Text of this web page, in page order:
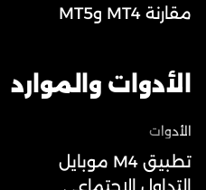
مقارنة MT4 وMT5
الأدوات والموارد
الأدوات
تطبيق M4 موبايل